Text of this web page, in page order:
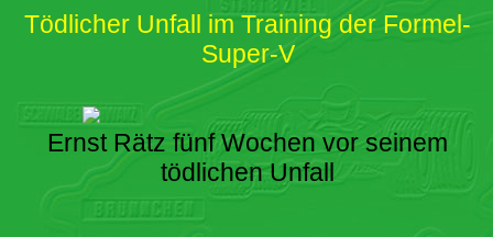
Tödlicher Unfall im Training der Formel-
Super-V
Ernst Rätz fünf Wochen vor seinem
tödlichen Unfall